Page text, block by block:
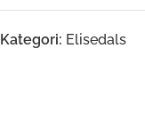
Kategori: Elisedals